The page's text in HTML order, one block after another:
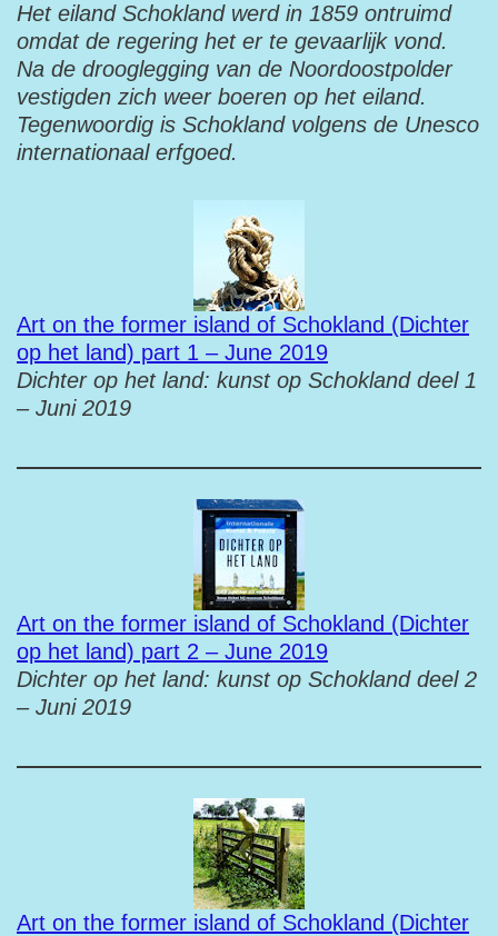
Het eiland Schokland werd in 1859 ontruimd
omdat de regering het er te gevaarlijk vond.
Na de drooglegging van de Noordoostpolder
vestigden zich weer boeren op het eiland.
Tegenwoordig is Schokland volgens de Unesco
internationaal erfgoed.
Art on the former island of Schokland (Dichter
op het land) part 1 – June 2019
Dichter op het land: kunst op Schokland deel 1
– Juni 2019
Art on the former island of Schokland (Dichter
op het land) part 2 – June 2019
Dichter op het land: kunst op Schokland deel 2
– Juni 2019
Art on the former island of Schokland (Dichter